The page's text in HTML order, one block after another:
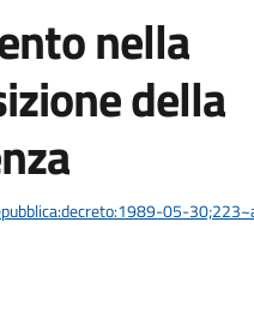
nella
della
05-